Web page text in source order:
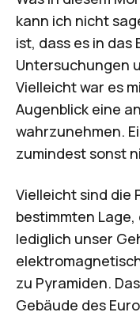
kann ich nicht
ist, dass es in das
Untersuchungen
Vielleicht war es
Augenblick eine
wahrzunehmen.
zumindest sonst
Vielleicht sind die
bestimmten
lediglich unser
zu Pyramiden.
Gebäude des